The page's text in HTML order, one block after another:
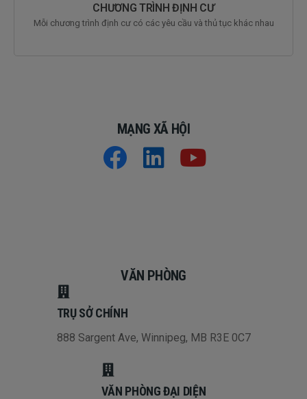
CHƯƠNG TRÌNH ĐỊNH CƯ
Mỗi chương trình định cư có các yêu cầu và thủ tục khác nhau
MẠNG XÃ HỘI
VĂN PHÒNG
TRỤ SỞ CHÍNH
888 Sargent Ave, Winnipeg, MB R3E 0C7
VĂN PHÒNG ĐẠI DIỆN